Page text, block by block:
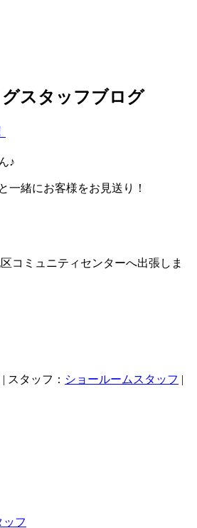
スタッフブログ
♪
一緒にお客様をお見送り！
コミュニティセンターへ出張しま
スタッフ： ショールームスタッフ |
ッフ